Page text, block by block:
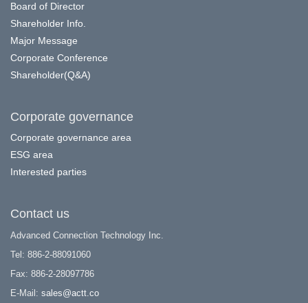
Board of Director
Shareholder Info.
Major Message
Corporate Conference
Shareholder(Q&A)
Corporate governance
Corporate governance area
ESG area
Interested parties
Contact us
Advanced Connection Technology Inc.
Tel: 886-2-88091060
Fax: 886-2-28097786
E-Mail: sales@actt.co